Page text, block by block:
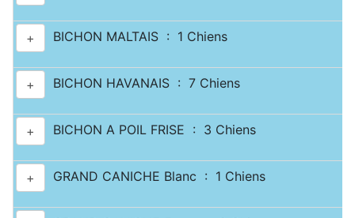
+ BICHON MALTAIS : 1 Chiens
+ BICHON HAVANAIS : 7 Chiens
+ BICHON A POIL FRISE : 3 Chiens
+ GRAND CANICHE Blanc : 1 Chiens